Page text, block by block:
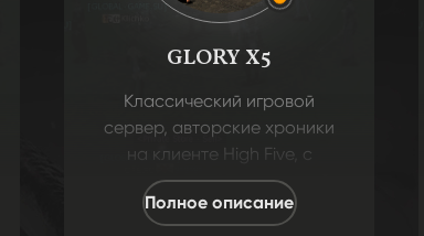
GLORY X5
Классический игровой
сервер, авторские хроники
на клиенте High Five, с
уклоном на максимальный
хардкор!
Полное описание